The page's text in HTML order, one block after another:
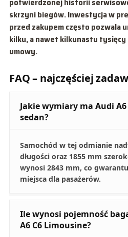
skrzyni biegów. Inwestycja w
przed zakupem często pozwala
kilku, a nawet kilkunastu tysięcy
umowy.
FAQ – najczęściej
Jakie wymiary ma Audi
sedan?
Samochód w tej odmianie
długości oraz 1855 mm
wynosi 2843 mm, co
miejsca dla pasażerów.
Ile wynosi pojemność
A6 C6 Limousine?